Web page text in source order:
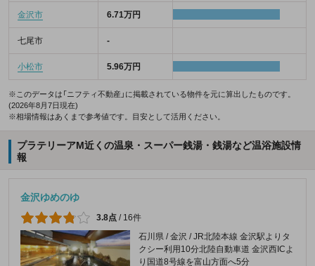
金沢市 6.71万円
七尾市 -
小松市 5.96万円
※このデータは「ニフティ不動産」に掲載されている物件を元に算出したものです。
(2026年8月7日現在)
※相場情報はあくまで参考値です。目安として活用ください。
プラテリーアM近くの温泉・スーパー銭湯・銭湯など温浴施設情
報
金沢ゆめのゆ
3.8点 / 16件
石川県 / 金沢 / JR北陸本線 金沢駅よりタ
クシー利用10分北陸自動車道 金沢西ICよ
り国道8号線を富山方面へ5分